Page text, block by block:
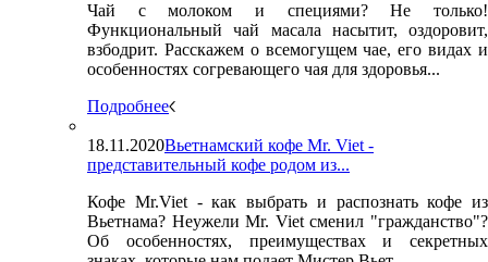
Чай с молоком и специями? Не только!
Функциональный чай масала насытит, оздоровит,
взбодрит. Расскажем о всемогущем чае, его видах и
особенностях согревающего чая для здоровья...
Подробнее
18.11.2020Вьетнамский кофе Mr. Viet -
представительный кофе родом из...
Кофе Mr.Viet - как выбрать и распознать кофе из
Вьетнама? Неужели Mr. Viet сменил "гражданство"?
Об особенностях, преимуществах и секретных